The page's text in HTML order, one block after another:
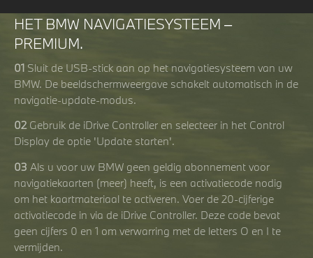
HET BMW NAVIGATIESYSTEEM –
PREMIUM.
01 Sluit de USB-stick aan op het navigatiesysteem van uw
BMW. De beeldschermweergave schakelt automatisch in de
navigatie-update-modus.
02 Gebruik de iDrive Controller en selecteer in het Control
Display de optie 'Update starten'.
03 Als u voor uw BMW geen geldig abonnement voor
navigatiekaarten (meer) heeft, is een activatiecode nodig
om het kaartmateriaal te activeren. Voer de 20-cijferige
activatiecode in via de iDrive Controller. Deze code bevat
geen cijfers 0 en 1 om verwarring met de letters O en I te
vermijden.